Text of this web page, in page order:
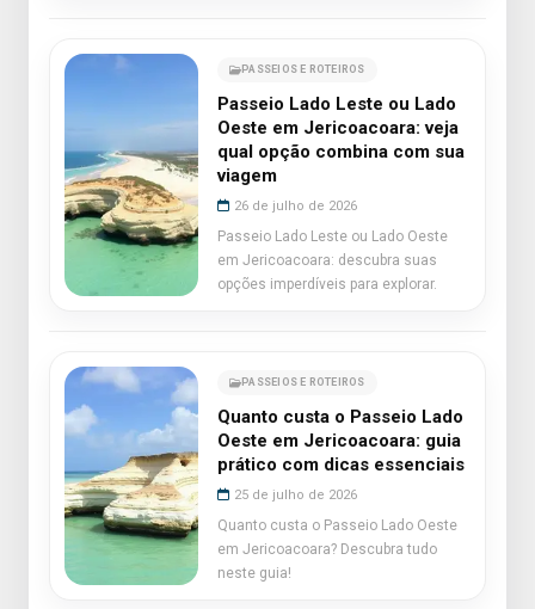
PASSEIOS E ROTEIROS
Passeio Lado Leste ou Lado
Oeste em Jericoacoara: veja
qual opção combina com sua
viagem
26 de julho de 2026
Passeio Lado Leste ou Lado Oeste
em Jericoacoara: descubra suas
opções imperdíveis para explorar.
PASSEIOS E ROTEIROS
Quanto custa o Passeio Lado
Oeste em Jericoacoara: guia
prático com dicas essenciais
25 de julho de 2026
Quanto custa o Passeio Lado Oeste
em Jericoacoara? Descubra tudo
neste guia!